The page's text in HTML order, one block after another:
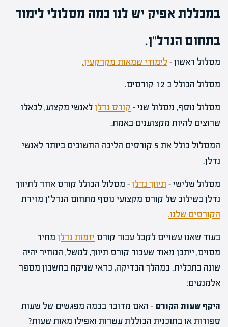
במכללת אפיק יש לנו כמה מסלולי לימוד
בתחום הנדל"ן.
מסלול ראשון –לימודי שמאות מקרקעין.
מסלול הכולל כ 12 קורסים.
מסלול נוסף, מסלול שני – קורס נדלןלאנשי מקצוע, לכאלו
שרוצים להיות מקצוענים באמת.
המסלול כולל את 5 קורסים הליבה החשובים ביותר לאנשי
נדלן.
מסלול שלישי – תיווך נדלן– מסלול הכולל קורס אחד לתיווך
נדלן בשילוב של קורס מקצועי נוסף מתחום הנדל"ן מזירת
הקורסים שלנו.
בעוד שאנו עשויים לקבל עבור קורס יזמות נדלן מחיר
מסוים, ייתכן מאוד שעבור קורס תיווך, למשל, המחיר יהיה
שונה בתכלית. במהלך הבדיקה, כדאי שניקח בחשבון מספר
אלמנטים:
היקף שעות הקורס – האם מדובר בכמה מפגשים של שעות
ספורות או בתוכנית הכוללת עשרות ואפילו מאות שעות?